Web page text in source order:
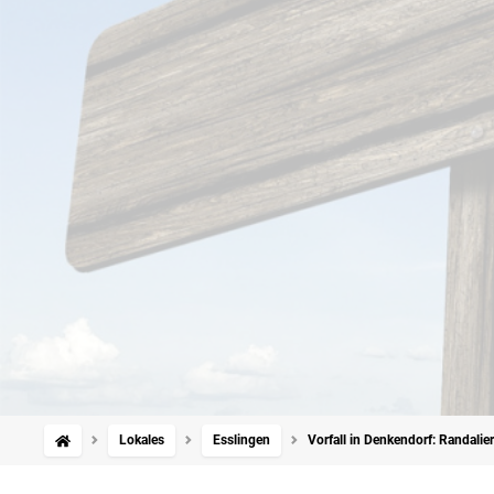
Lokales Esslingen Vorfall in Denkendorf: